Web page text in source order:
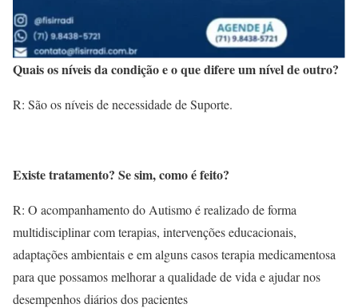
Quais os níveis da condição e o que difere um nível de outro?
R: São os níveis de necessidade de Suporte.
Existe tratamento? Se sim, como é feito?
R: O acompanhamento do Autismo é realizado de forma
multidisciplinar com terapias, intervenções educacionais,
adaptações ambientais e em alguns casos terapia medicamentosa
para que possamos melhorar a qualidade de vida e ajudar nos
desempenhos diários dos pacientes